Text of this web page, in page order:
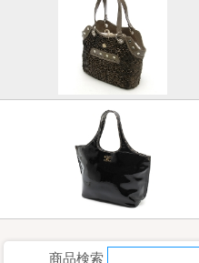
商品検索